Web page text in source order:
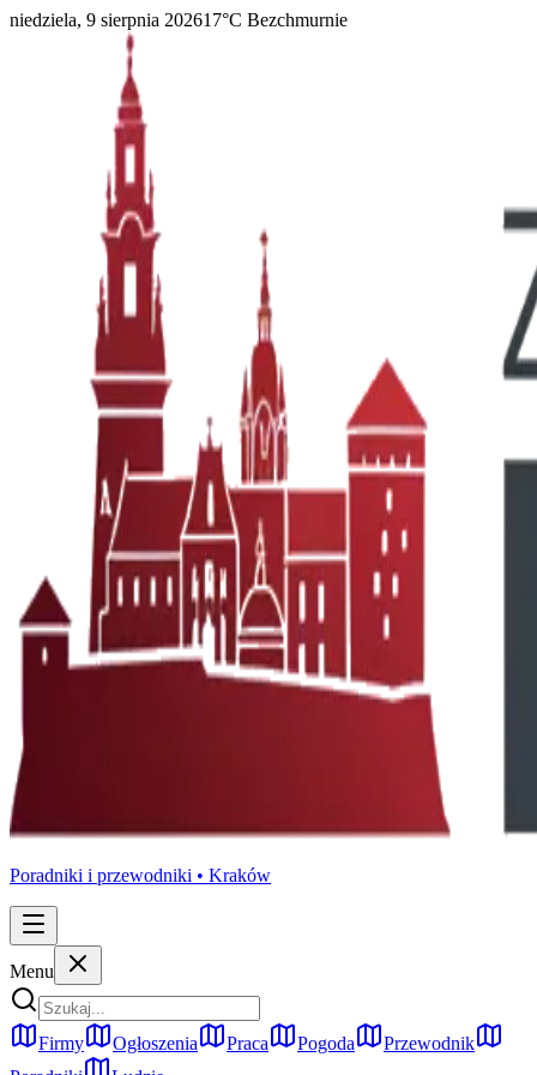
niedziela, 9 sierpnia 202617°C Bezchmurnie
Poradniki i przewodniki • Kraków
Menu
Firmy Ogłoszenia Praca Pogoda
Przewodnik